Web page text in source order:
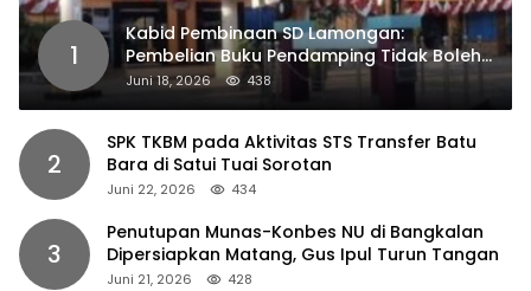
1
Kabid Pembinaan SD Lamongan:
Pembelian Buku Pendamping Tidak Boleh
Dipaksakan
Juni 18, 2026 438
2
SPK TKBM pada Aktivitas STS Transfer Batu
Bara di Satui Tuai Sorotan
Juni 22, 2026 434
3
Penutupan Munas-Konbes NU di Bangkalan
Dipersiapkan Matang, Gus Ipul Turun Tangan
Juni 21, 2026 428